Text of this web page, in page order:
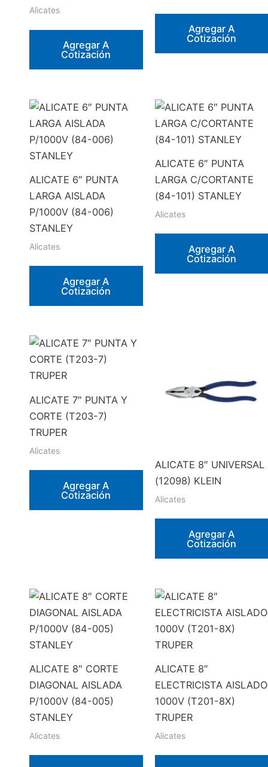
Alicates
Agregar A
Cotización
Agregar A
Cotización
ALICATE 6″ PUNTA
LARGA AISLADA
P/1000V (84-006)
STANLEY
Alicates
Agregar A
Cotización
ALICATE 6″ PUNTA
LARGA C/CORTANTE
(84-101) STANLEY
Alicates
Agregar A
Cotización
ALICATE 7″ PUNTA Y
CORTE (T203-7)
TRUPER
Alicates
Agregar A
Cotización
ALICATE 8″ UNIVERSAL
(12098) KLEIN
Alicates
Agregar A
Cotización
ALICATE 8″ CORTE
DIAGONAL AISLADA
P/1000V (84-005)
STANLEY
Alicates
ALICATE 8″
ELECTRICISTA AISLADO
1000V (T201-8X)
TRUPER
Alicates